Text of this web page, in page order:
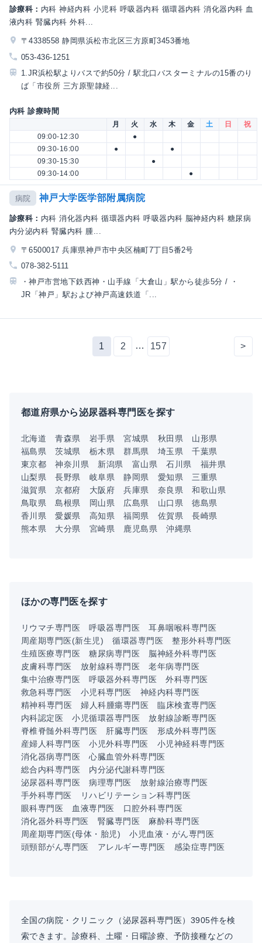
診療科： 内科 神経内科 小児科 呼吸器内科 循環器内科 消化器内科 血
液内科 腎臓内科 外科...
〒4338558 静岡県浜松市北区三方原町3453番地
053-436-1251
1.JR浜松駅よりバスで約50分 / 駅北口バスターミナルの15番のり
ば「市役所 三方原聖隷経...
内科 診療時間
月 火 水 木 金 土 日
祝
09:00-12:30
●
09:30-16:00
●
●
09:30-15:30
●
09:30-14:00
●
病院 神戸大学医学部附属病院
診療科： 内科 消化器内科 循環器内科 呼吸器内科 脳神経内科 糖尿病
内分泌内科 腎臓内科 腫...
〒6500017 兵庫県神戸市中央区楠町7丁目5番2号
078-382-5111
・神戸市営地下鉄西神・山手線「大倉山」駅から徒歩5分 / ・
JR「神戸」駅および神戸高速鉄道「...
1 2 … 157 >
都道府県から泌尿器科専門医を探す
北海道 青森県 岩手県 宮城県 秋田県
山形県
福島県
茨城県 栃木県 群馬県 埼玉県
千葉県
東京都
神奈川県 新潟県 富山県 石川県
福井県
山梨県
長野県 岐阜県 静岡県 愛知県
三重県
滋賀県
京都府 大阪府 兵庫県 奈良県
和歌山県
鳥取県
島根県 岡山県 広島県 山口県
徳島県
香川県
愛媛県 高知県 福岡県 佐賀県
長崎県
熊本県
大分県 宮崎県 鹿児島県 沖縄県
ほかの専門医を探す
リウマチ専門医 呼吸器専門医
耳鼻咽喉科専門医
周産期専門医(新生児)
循環器専門医
整形外科専門医
生殖医療専門医
糖尿病専門医
脳神経外科専門医
皮膚科専門医
放射線科専門医
老年病専門医
集中治療専門医
呼吸器外科専門医
外科専門医
救急科専門医
小児科専門医
神経内科専門医
精神科専門医
婦人科腫瘍専門医
臨床検査専門医
内科認定医
小児循環器専門医
放射線診断専門医
脊椎脊髄外科専門医
肝臓専門医
形成外科専門医
産婦人科専門医
小児外科専門医
小児神経科専門医
消化器病専門医
心臓血管外科専門医
総合内科専門医
内分泌代謝科専門医
泌尿器科専門医
病理専門医
放射線治療専門医
手外科専門医
リハビリテーション科専門医
眼科専門医
血液専門医
口腔外科専門医
消化器外科専門医
腎臓専門医
麻酔科専門医
周産期専門医(母体・胎児)
小児血液・がん専門医
頭頸部がん専門医
アレルギー専門医 感染症専門医
全国の病院・クリニック（泌尿器科専門医）3905件を検
索できます。診療科、土曜・日曜診療、予防接種などの